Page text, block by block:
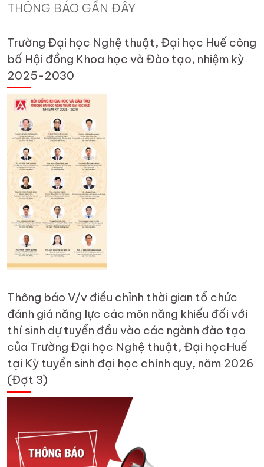
THÔNG BÁO GẦN ĐÂY
Trường Đại học Nghệ thuật, Đại học Huế công
bố Hội đồng Khoa học và Đào tạo, nhiệm kỳ
2025-2030
Thông báo V/v điều chỉnh thời gian tổ chức
đánh giá năng lực các môn năng khiếu đối với
thí sinh dự tuyển đầu vào các ngành đào tạo
của Trường Đại học Nghệ thuật, Đại họcHuế
tại Kỳ tuyển sinh đại học chính quy, năm 2026
(Đợt 3)